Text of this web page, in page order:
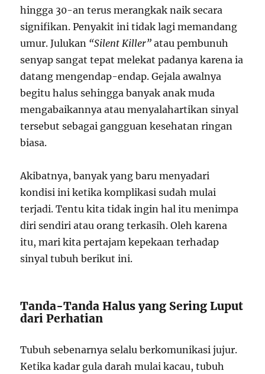
hingga 30-an terus merangkak naik secara
signifikan. Penyakit ini tidak lagi memandang
umur. Julukan “Silent Killer” atau pembunuh
senyap sangat tepat melekat padanya karena ia
datang mengendap-endap. Gejala awalnya
begitu halus sehingga banyak anak muda
mengabaikannya atau menyalahartikan sinyal
tersebut sebagai gangguan kesehatan ringan
biasa.
Akibatnya, banyak yang baru menyadari
kondisi ini ketika komplikasi sudah mulai
terjadi. Tentu kita tidak ingin hal itu menimpa
diri sendiri atau orang terkasih. Oleh karena
itu, mari kita pertajam kepekaan terhadap
sinyal tubuh berikut ini.
Tanda-Tanda Halus yang Sering Luput
dari Perhatian
Tubuh sebenarnya selalu berkomunikasi jujur.
Ketika kadar gula darah mulai kacau, tubuh